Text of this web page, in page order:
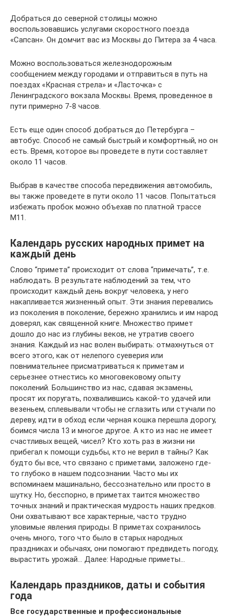
Добраться до северной столицы можно
воспользовавшись услугами скоростного поезда
«Сапсан». Он домчит вас из Москвы до Питера за 4 часа.
Можно воспользоваться железнодорожным
сообщением между городами и отправиться в путь на
поездах «Красная стрела» и «Ласточка» с
Ленинградского вокзала Москвы. Время, проведенное в
пути примерно 7-8 часов.
Есть еще один способ добраться до Петербурга –
автобус. Способ не самый быстрый и комфортный, но он
есть. Время, которое вы проведете в пути составляет
около 11 часов.
Выбрав в качестве способа передвижения автомобиль,
вы также проведете в пути около 11 часов. Попытаться
избежать пробок можно объехав по платной трассе
М11.
Календарь русских народных примет на
каждый день
Слово “примета” происходит от слова “примечать”, т.е.
наблюдать. В результате наблюдений за тем, что
происходит каждый день вокруг человека, у него
накапливается жизненный опыт. Эти знания перевались
из поколения в поколение, бережно хранились и им народ
доверял, как священной книге. Множество примет
дошло до нас из глубины веков, не утратив своего
знания. Каждый из нас волен выбирать: отмахнуться от
всего этого, как от нелепого суеверия или
повнимательнее присматриваться к приметам и
серьезнее отнестись ко многовековому опыту
поколений. Большинство из нас, сдавая экзамены,
просят их поругать, похвалившись какой-то удачей или
везеньем, сплевывали чтобы не сглазить или стучали по
дереву, идти в обход если черная кошка перешла дорогу,
боимся числа 13 и многое другое. А кто из нас не имеет
счастливых вещей, чисел? Кто хоть раз в жизни ни
прибегал к помощи судьбы, кто не верил в тайны? Как
будто бы все, что связано с приметами, заложено где-
то глубоко в нашем подсознании. Часто мы их
вспоминаем машинально, бессознательно или просто в
шутку. Но, бесспорно, в приметах таится множество
точных знаний и практическая мудрость наших предков.
Они охватывают все характерные, часто трудно
уловимые явления природы. В приметах сохранилось
очень много, того что было в старых народных
праздниках и обычаях, они помогают предвидеть погоду,
вырастить урожай… Далее: Народные приметы…
Календарь праздников, даты и события
года
Все государственные и профессиональные